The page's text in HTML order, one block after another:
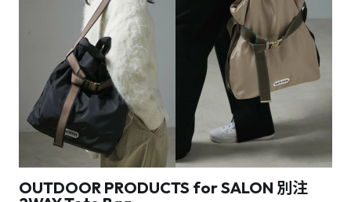
OUTDOOR PRODUCTS for SALON 別注